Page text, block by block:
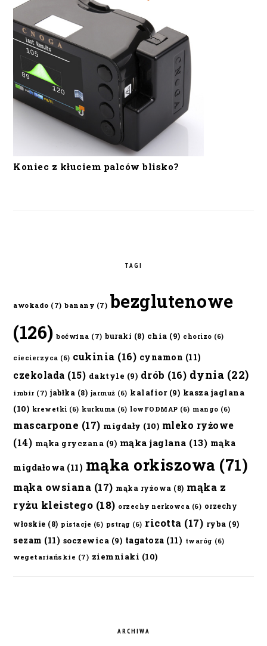
Koniec z kłuciem palców blisko?
TAGI
awokado (7) banany (7) bezglutenowe
(126) boćwina (7) buraki (8) chia (9) chorizo (6)
ciecierzyca (6) cukinia (16) cynamon (11)
czekolada (15) daktyle (9) drób (16) dynia (22)
imbir (7) jabłka (8) jarmuż (6) kalafior(9) kasza jaglana
(10) krewetki (6) kurkuma (6) lowFODMAP (6) mango (6)
mascarpone (17) migdały (10) mleko ryżowe
(14) mąka gryczana (9) mąka jaglana (13) mąka
migdałowa (11) mąka orkiszowa (71)
mąka owsiana (17) mąka ryżowa (8) mąka z
ryżu kleistego (18) orzechy nerkowca (6) orzechy
włoskie (8) pistacje (6) pstrąg (6) ricotta (17) ryba (9)
sezam (11) soczewica (9) tagatoza (11) twaróg (6)
wegetariańskie (7) ziemniaki (10)
ARCHIWA